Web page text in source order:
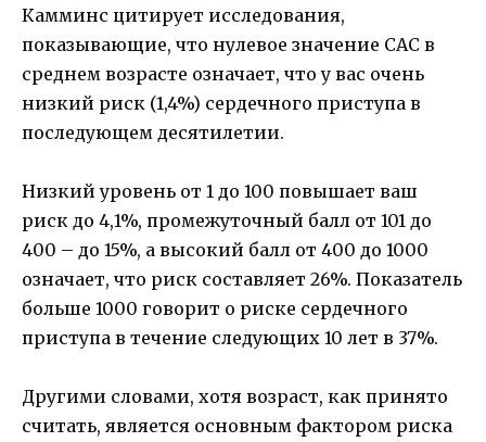
Камминс цитирует исследования,
показывающие, что нулевое значение CAC в
среднем возрасте означает, что у вас очень
низкий риск (1,4%) сердечного приступа в
последующем десятилетии.
Низкий уровень от 1 до 100 повышает ваш
риск до 4,1%, промежуточный балл от 101 до
400 – до 15%, а высокий балл от 400 до 1000
означает, что риск составляет 26%. Показатель
больше 1000 говорит о риске сердечного
приступа в течение следующих 10 лет в 37%.
Другими словами, хотя возраст, как принято
считать, является основным фактором риска